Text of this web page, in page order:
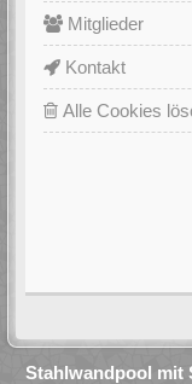
Mitglieder
Kontakt
Alle Cookies
Stahlwandpool mit